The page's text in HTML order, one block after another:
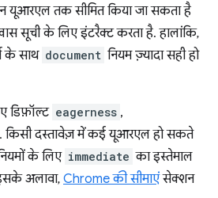
यूआरएल तक सीमित किया जा सकता है
सूची के लिए इंटरैक्ट करता है. हालांकि,
के साथ document नियम ज़्यादा सही हो
डिफ़ॉल्ट eagerness ,
किसी दस्तावेज़ में कई यूआरएल हो सकते
के लिए immediate का इस्तेमाल
अलावा, Chrome की सीमाएंसेक्शन